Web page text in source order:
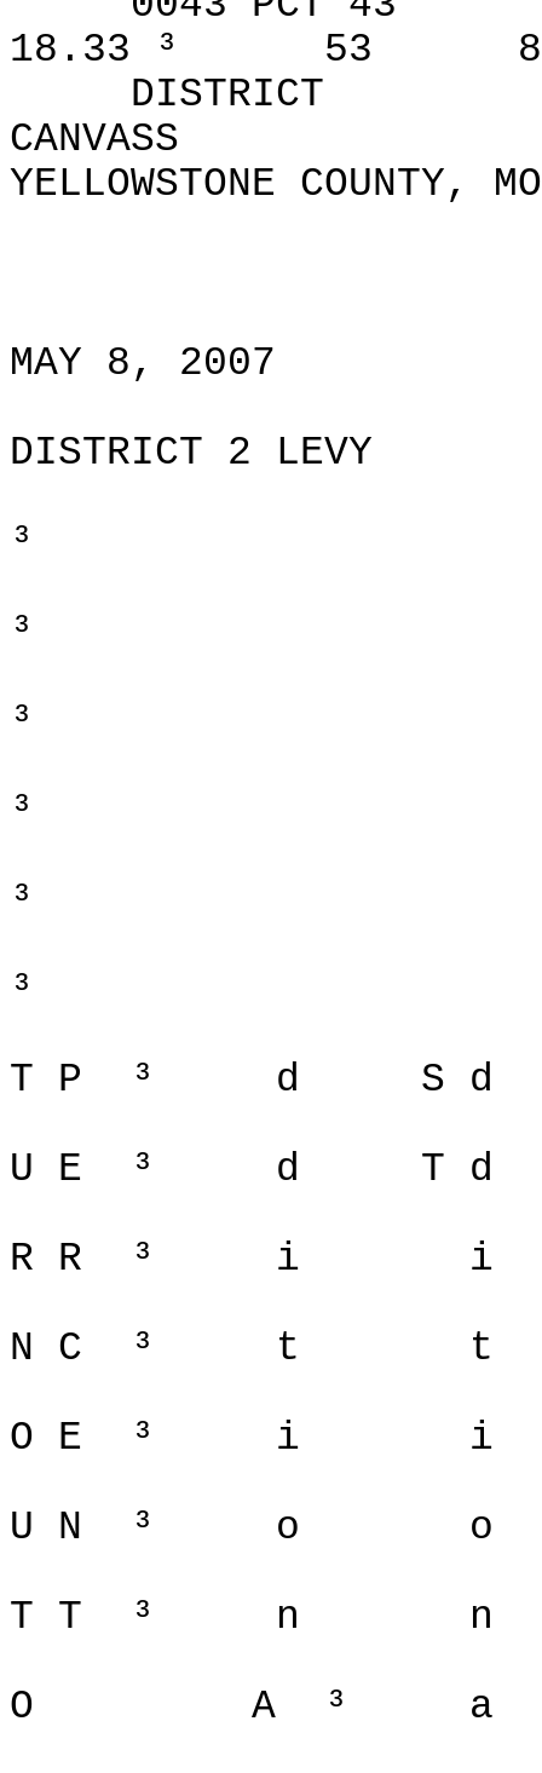
18.33 ³
53
DISTRICT
CANVASS
YELLOWSTONE COUNTY,
MAY 8, 2007
DISTRICT 2 LEVY
³
³
³
³
³
³
T P
³ d
S d
U E
³ d
T d
R R
³ i
i
N C
³ t
t
O E
³ i
i
U N
³ o
o
T T
³ n
n
O
A ³
a